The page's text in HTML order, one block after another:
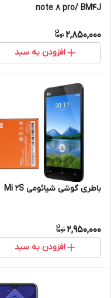
note 8 pro/ BM4J
2,850,000
افزودن به سبد
باطری گوشی شیائومی Mi 2S
2,950,000
افزودن به سبد